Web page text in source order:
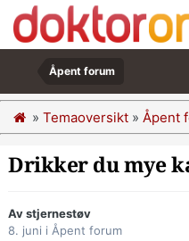
Åpent forum
» Temaoversikt » Åpent
Drikker du mye
Av stjernestøv
8. juni i Åpent forum